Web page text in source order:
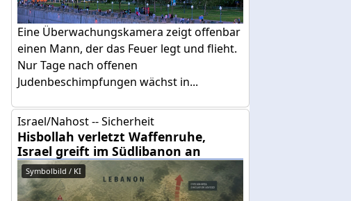
Eine Überwachungskamera zeigt offenbar
einen Mann, der das Feuer legt und flieht.
Nur Tage nach offenen
Judenbeschimpfungen wächst in...
Israel/Nahost -- Sicherheit
Hisbollah verletzt Waffenruhe,
Israel greift im Südlibanon an
Symbolbild / KI